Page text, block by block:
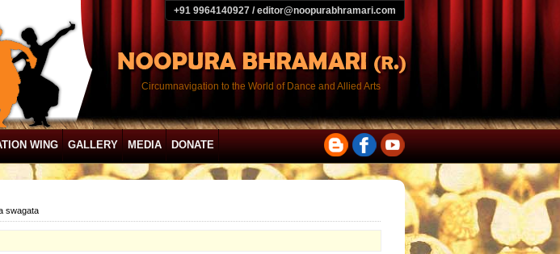
+91 9964140927 / editor@noopurabhramari.com
Circumnavigation to the World of Dance and Allied Arts
WING GALLERY MEDIA DONATE
swagata